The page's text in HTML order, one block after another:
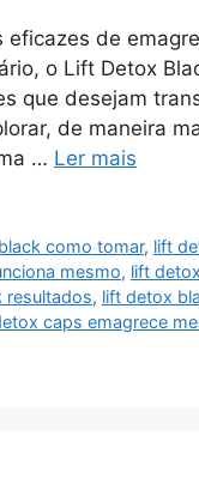
de
o Lift Detox
que desejam
de maneira
… Ler mais
como tomar, lift
mesmo, lift
resultados, lift detox
caps emagrece